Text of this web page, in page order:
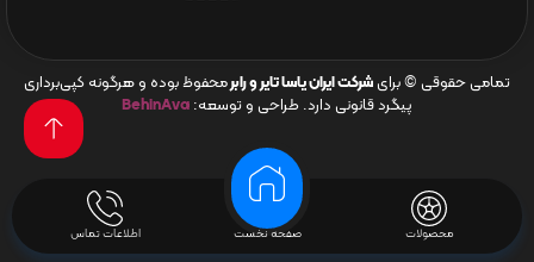
محصولات صفحه نخست اطلاعات تماس
تمامی حقوقی © برای شرکت ایران یاسا تایر و رابرمحفوظ بوده و هرگونه کپی‌برداری
پیگرد قانونی دارد. طراحی و توسعه: BehinAva